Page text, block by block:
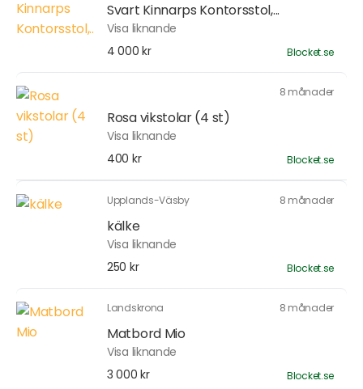
Svart Kinnarps Kontorsstol,...
Visa liknande
4 000 kr
Blocket.se
8 månader
Rosa vikstolar (4 st)
Visa liknande
400 kr
Blocket.se
Upplands-Väsby 8 månader
kälke
Visa liknande
250 kr
Blocket.se
Landskrona 8 månader
Matbord Mio
Visa liknande
3 000 kr
Blocket.se